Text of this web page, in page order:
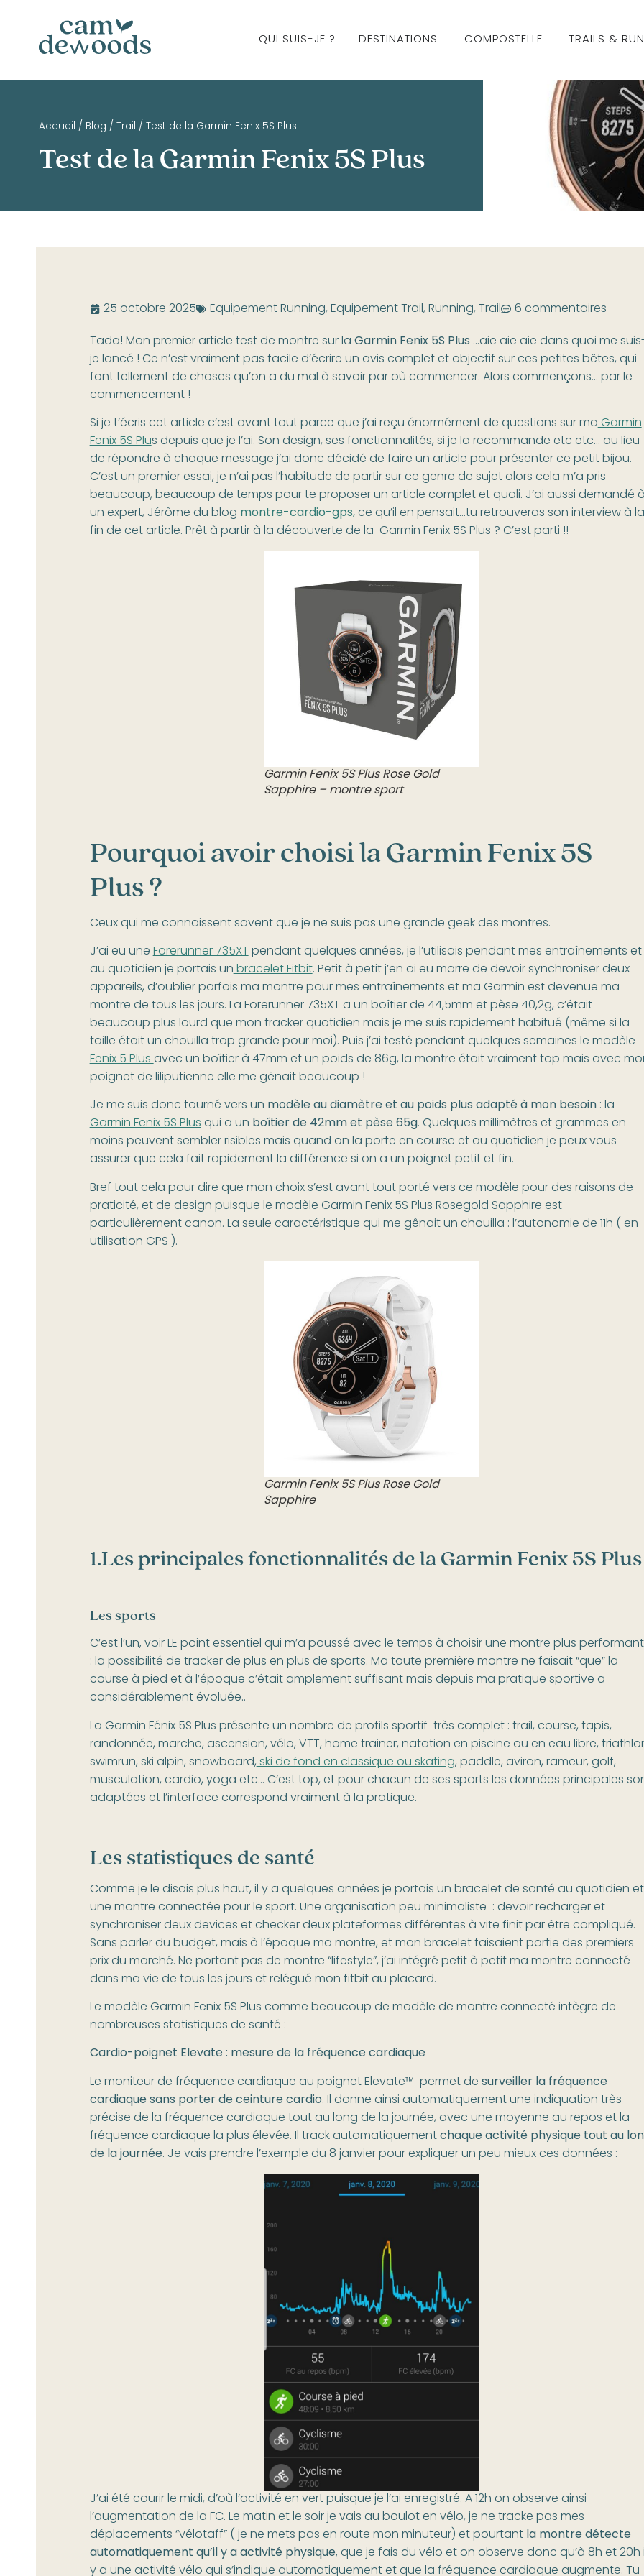
QUI SUIS-JE ? DESTINATIONS COMPOSTELLE TRAILS & RUN
Accueil / Blog / Trail / Test de la Garmin Fenix 5S Plus
Test de la Garmin Fenix 5S Plus
25 octobre 2025 Equipement Running,Equipement Trail,Running,Trail
6 commentaires
Tada! Mon premier article test de montre sur laGarmin Fenix 5S Plus …aie aie aie dans quoi me
je lancé ! Ce n’est vraiment pas facile d’écrire un avis complet et objectif sur ces petites bêtes, qui
font tellement de choses qu’on a du mal à savoir par où commencer. Alors commençons… par le
commencement !
Si je t’écris cet article c’est avant tout parce que j’ai reçu énormément de questions sur maGarmin
Fenix 5S Plus depuis que je l’ai. Son design, ses fonctionnalités, si je la recommande etc etc… au lieu
de répondre à chaque message j’ai donc décidé de faire un article pour présenter ce petit bijou.
C’est un premier essai, je n’ai pas l’habitude de partir sur ce genre de sujet alors cela m’a pris
beaucoup, beaucoup de temps pour te proposer un article complet et quali. J’ai aussi demandé
un expert, Jérôme du blogmontre-cardio-gps,ce qu’il en pensait…tu retrouveras son interview à la
fin de cet article. Prêt à partir à la découverte de la Garmin Fenix 5S Plus ? C’est parti !!
Garmin Fenix 5S Plus Rose Gold
Sapphire – montre sport
Pourquoi avoir choisi la Garmin Fenix 5S
Plus ?
Ceux qui me connaissent savent que je ne suis pas une grande geek des montres.
J’ai eu uneForerunner 735XTpendant quelques années, je l’utilisais pendant mes entraînements et
au quotidien je portais unbracelet Fitbit. Petit à petit j’en ai eu marre de devoir synchroniser deux
appareils, d’oublier parfois ma montre pour mes entraînements et ma Garmin est devenue ma
montre de tous les jours. La Forerunner 735XT a un boîtier de 44,5mm et pèse 40,2g, c’était
beaucoup plus lourd que mon tracker quotidien mais je me suis rapidement habitué (même si la
taille était un chouilla trop grande pour moi). Puis j’ai testé pendant quelques semaines le modèle
Fenix 5 Plusavec un boîtier à 47mm et un poids de 86g, la montre était vraiment top mais avec
poignet de liliputienne elle me gênait beaucoup !
Je me suis donc tourné vers un modèle au diamètre et au poids plus adapté à mon besoin: la
Garmin Fenix 5S Plusqui a un boîtier de 42mm et pèse 65g. Quelques millimètres et grammes en
moins peuvent sembler risibles mais quand on la porte en course et au quotidien je peux vous
assurer que cela fait rapidement la différence si on a un poignet petit et fin.
Bref tout cela pour dire que mon choix s’est avant tout porté vers ce modèle pour des raisons de
praticité, et de design puisque le modèle Garmin Fenix 5S Plus Rosegold Sapphire est
particulièrement canon. La seule caractéristique qui me gênait un chouilla : l’autonomie de 11h ( en
utilisation GPS ).
Garmin Fenix 5S Plus Rose Gold
Sapphire
1.Les principales fonctionnalités de la Garmin Fenix 5S
Les sports
C’est l’un, voir LE point essentiel qui m’a poussé avec le temps à choisir une montre plus
: la possibilité de tracker de plus en plus de sports. Ma toute première montre ne faisait “que” la
course à pied et à l’époque c’était amplement suffisant mais depuis ma pratique sportive a
considérablement évoluée..
La Garmin Fénix 5S Plus présente un nombre de profils sportif très complet : trail, course, tapis,
randonnée, marche, ascension, vélo, VTT, home trainer, natation en piscine ou en eau libre,
swimrun, ski alpin, snowboard,ski de fond en classique ou skating, paddle, aviron, rameur, golf,
musculation, cardio, yoga etc… C’est top, et pour chacun de ses sports les données principales
adaptées et l’interface correspond vraiment à la pratique.
Les statistiques de santé
Comme je le disais plus haut, il y a quelques années je portais un bracelet de santé au quotidien et
une montre connectée pour le sport. Une organisation peu minimaliste : devoir recharger et
synchroniser deux devices et checker deux plateformes différentes à vite finit par être compliqué.
Sans parler du budget, mais à l’époque ma montre, et mon bracelet faisaient partie des premiers
prix du marché. Ne portant pas de montre “lifestyle”, j’ai intégré petit à petit ma montre connecté
dans ma vie de tous les jours et relégué mon fitbit au placard.
Le modèle Garmin Fenix 5S Plus comme beaucoup de modèle de montre connecté intègre de
nombreuses statistiques de santé :
Cardio-poignet Elevate : mesure de la fréquence cardiaque
Le moniteur de fréquence cardiaque au poignet Elevate™ permet desurveiller la fréquence
cardiaque sans porter de ceinture cardio. Il donne ainsi automatiquement une indiquation très
précise de la fréquence cardiaque tout au long de la journée, avec une moyenne au repos et la
fréquence cardiaque la plus élevée. Il track automatiquementchaque activité physique tout au
de la journée. Je vais prendre l’exemple du 8 janvier pour expliquer un peu mieux ces données :
J’ai été courir le midi, d’où l’activité en vert puisque je l’ai enregistré. A 12h on observe ainsi
l’augmentation de la FC. Le matin et le soir je vais au boulot en vélo, je ne tracke pas mes
déplacements “vélotaff” ( je ne mets pas en route mon minuteur) et pourtantla montre détecte
automatiquement qu’il y a activité physique, que je fais du vélo et on observe donc qu’à 8h et 20h
y a une activité vélo qui s’indique automatiquement et que la fréquence cardiaque augmente. Tu